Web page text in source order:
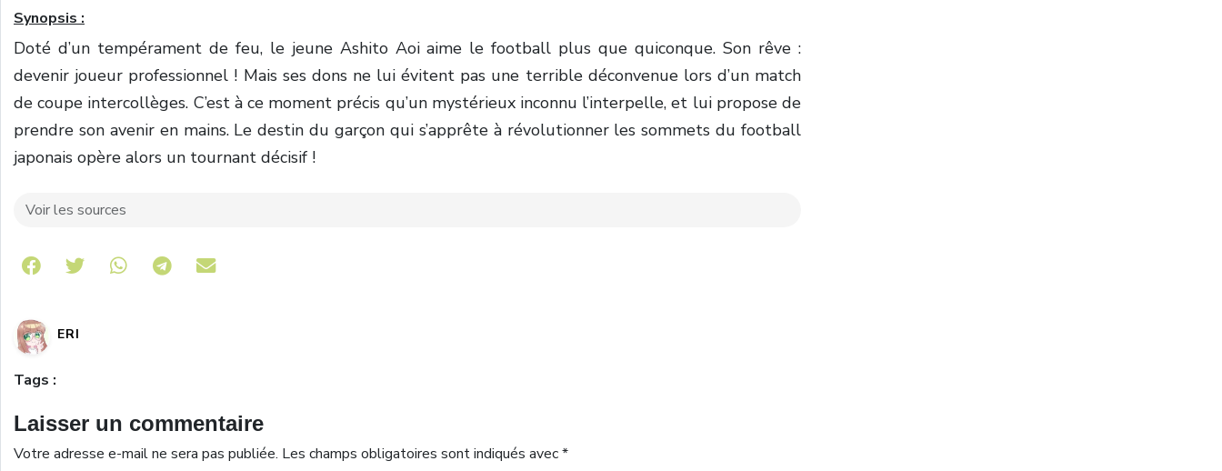
Synopsis :
Doté d’un tempérament de feu, le jeune Ashito Aoi aime le football plus que quiconque. Son rêve :
devenir joueur professionnel ! Mais ses dons ne lui évitent pas une terrible déconvenue lors d’un match
de coupe intercollèges. C’est à ce moment précis qu’un mystérieux inconnu l’interpelle, et lui propose de
prendre son avenir en mains. Le destin du garçon qui s’apprête à révolutionner les sommets du football
japonais opère alors un tournant décisif !
Voir les sources
Share on Telegram
ERI
Tags :
Laisser un commentaire
Votre adresse e-mail ne sera pas publiée. Les champs obligatoires sont indiqués avec*